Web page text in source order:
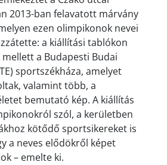
2013-ban felavatott márvány
ezen olimpikonok nevei
a kiállítási tablókon
a Budapesti Budai
sportszékháza, amelyet
valamint több, a
bemutató kép. A kiállítás
szól, a kerületben
kötődő sportsikereket is
a neves elődökről képet
– emelte ki.